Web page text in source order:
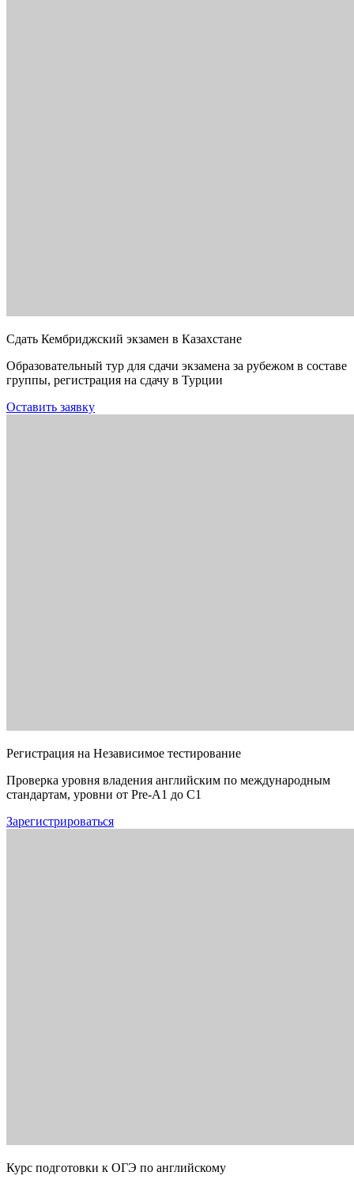
Сдать Кембриджский экзамен в Казахстане
Образовательный тур для сдачи экзамена за рубежом в составе
группы, регистрация на сдачу в Турции
Оставить заявку
Регистрация на Независимое тестирование
Проверка уровня владения английским по международным
стандартам, уровни от Pre-A1 до C1
Зарегистрироваться
Курс подготовки к ОГЭ по английскому